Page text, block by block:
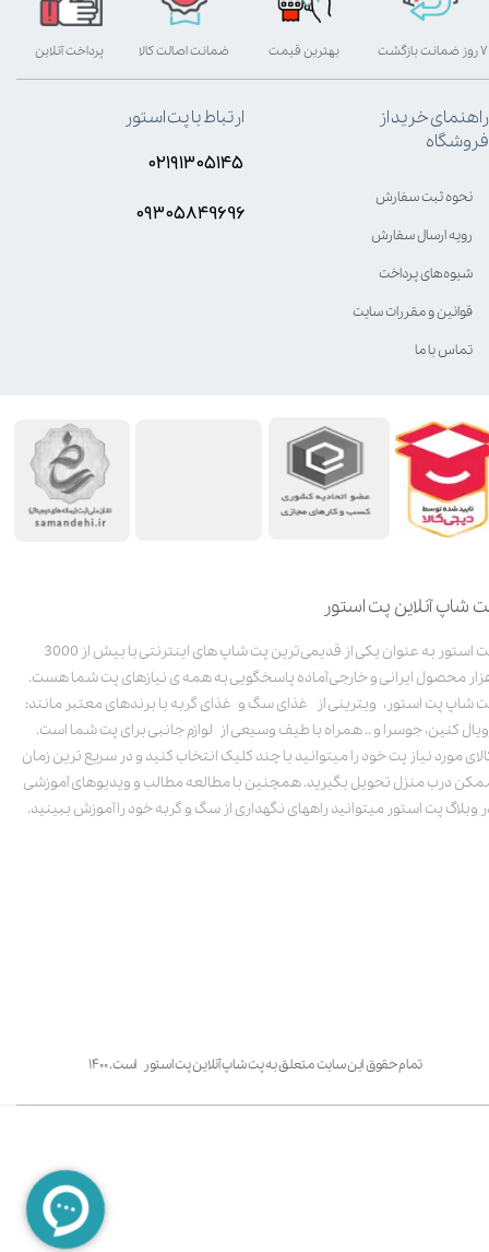
شاپ آنلاین پت استور
پت استور به عنوان یکی از قدیمی‌ترین پت شاپ های اینترنتی با بیش از 3000
محصول ایرانی و خارجی آماده پاسخگویی به همه ی نیازهای پت شما هست.
شاپ پت استور، ویترینی از غذای سگ و غذای گربه با برندهای معتبر مانند:
کنین، جوسرا و .. همراه با طیف وسیعی از لوازم جانبی برای پت شما است.
مورد نیاز پت خود را میتوانید با چند کلیک انتخاب کنید و در سریع ترین زمان
درب منزل تحویل بگیرید. همچنین با مطالعه مطالب و ویدیوهای آموزشی
وبلاگ پت استور میتوانید راههای نگهداری از سگ و گربه خود را آموزش ببینید.
تمام حقوق این سایت متعلق به پت شاپ آنلاین پت استور است. ۱۴۰۰
بهترین قیمت پرداخت آنلاین ۷ روز ضمانت بازگشت ضمانت اصالت کالا
راهنمای خرید از
فروشگاه
نحوه ثبت سفارش
رویه ارسال سفارش
شیوه‌های پرداخت
قوانین و مقررات سایت
تماس با ما
ارتباط با پت استور
۰۲۱۹۱۳۰۵۱۴۵
۰۹۳۰۵8۴9696